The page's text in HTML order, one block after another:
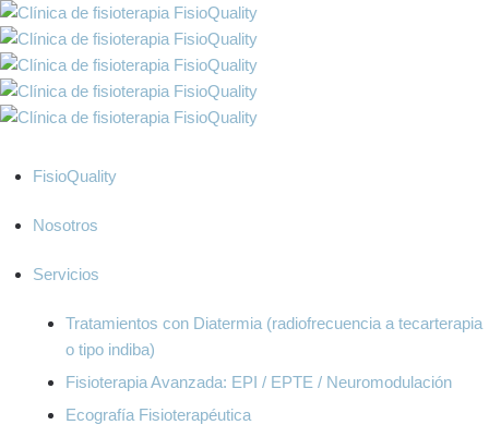
FisioQuality
Nosotros
Servicios
Tratamientos con Diatermia (radiofrecuencia a tecarterapia
o tipo indiba)
Fisioterapia Avanzada: EPI / EPTE / Neuromodulación
Ecografía Fisioterapéutica